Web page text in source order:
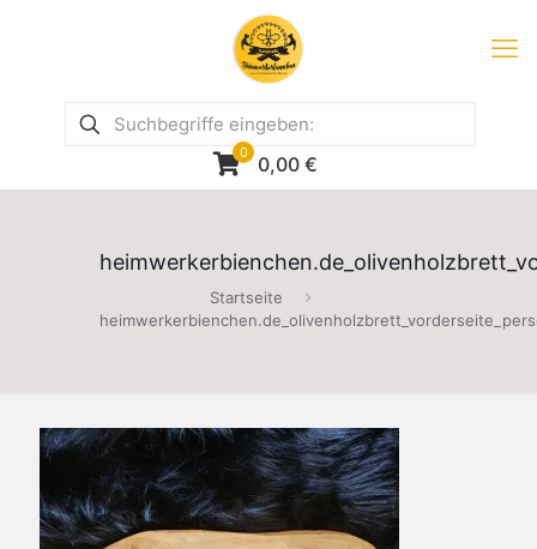
0 0,00 €
Startseite